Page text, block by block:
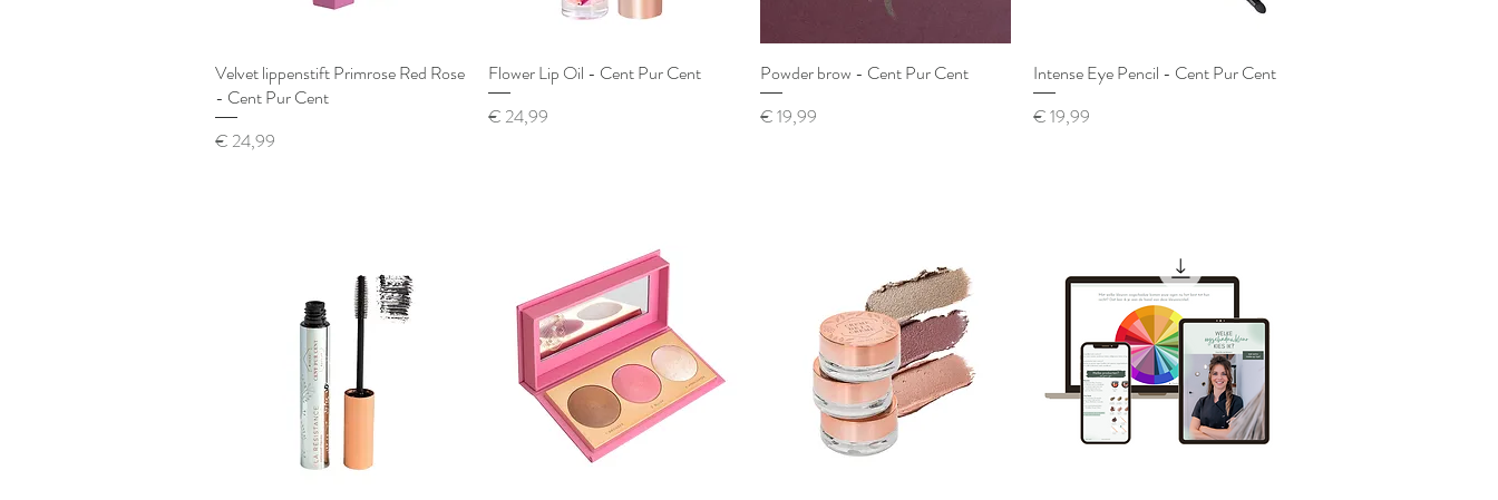
Snel overzicht
Velvet lippenstift Primrose Red Rose
- Cent Pur Cent
Prijs
€ 24,99
Snel overzicht
Flower Lip Oil - Cent Pur Cent
Prijs
€ 24,99
Snel overzicht
Powder brow - Cent Pur Cent
Prijs
€ 19,99
Snel overzicht
Intense Eye Pencil - Cent Pur Cent
Prijs
€ 19,99